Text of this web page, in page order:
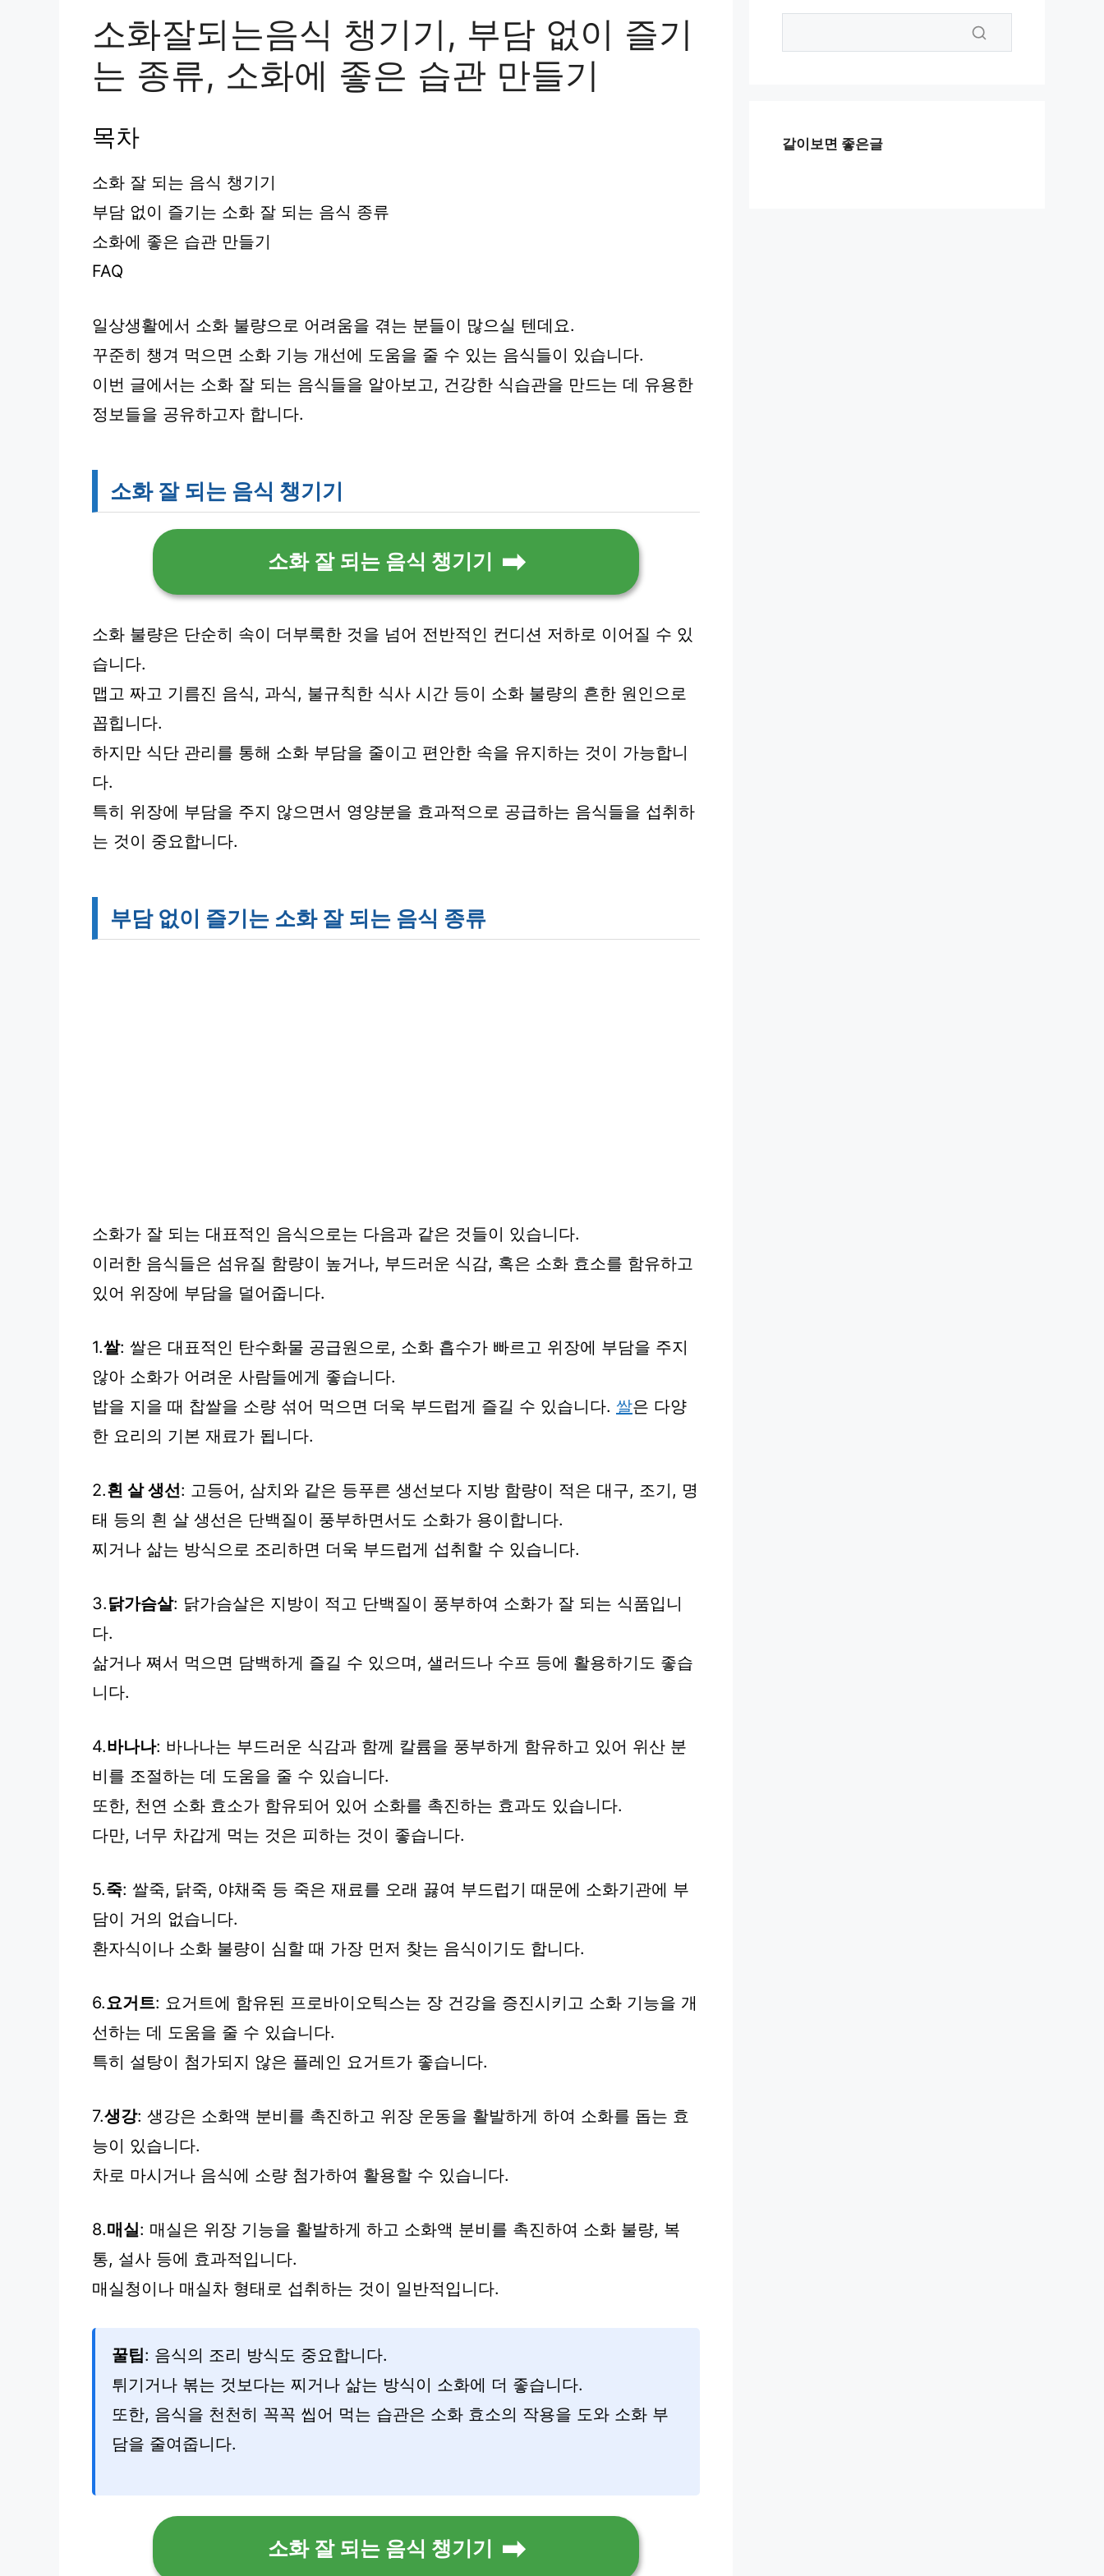
소화잘되는음식 챙기기, 부담 없이 즐기
는 종류, 소화에 좋은 습관 만들기
목차
소화 잘 되는 음식 챙기기
부담 없이 즐기는 소화 잘 되는 음식 종류
소화에 좋은 습관 만들기
FAQ
일상생활에서 소화 불량으로 어려움을 겪는 분들이 많으실 텐데요.
꾸준히 챙겨 먹으면 소화 기능 개선에 도움을 줄 수 있는 음식들이 있습니다.
이번 글에서는 소화 잘 되는 음식들을 알아보고, 건강한 식습관을 만드는 데 유용한
정보들을 공유하고자 합니다.
소화 잘 되는 음식 챙기기
소화 잘 되는 음식 챙기기
소화 불량은 단순히 속이 더부룩한 것을 넘어 전반적인 컨디션 저하로 이어질 수 있
습니다.
맵고 짜고 기름진 음식, 과식, 불규칙한 식사 시간 등이 소화 불량의 흔한 원인으로
꼽힙니다.
하지만 식단 관리를 통해 소화 부담을 줄이고 편안한 속을 유지하는 것이 가능합니
다.
특히 위장에 부담을 주지 않으면서 영양분을 효과적으로 공급하는 음식들을 섭취하
는 것이 중요합니다.
부담 없이 즐기는 소화 잘 되는 음식 종류
소화가 잘 되는 대표적인 음식으로는 다음과 같은 것들이 있습니다.
이러한 음식들은 섬유질 함량이 높거나, 부드러운 식감, 혹은 소화 효소를 함유하고
있어 위장에 부담을 덜어줍니다.
1.쌀: 쌀은 대표적인 탄수화물 공급원으로, 소화 흡수가 빠르고 위장에 부담을 주지
않아 소화가 어려운 사람들에게 좋습니다.
밥을 지을 때 찹쌀을 소량 섞어 먹으면 더욱 부드럽게 즐길 수 있습니다. 쌀은 다양
한 요리의 기본 재료가 됩니다.
2.흰 살 생선: 고등어, 삼치와 같은 등푸른 생선보다 지방 함량이 적은 대구, 조기, 명
태 등의 흰 살 생선은 단백질이 풍부하면서도 소화가 용이합니다.
찌거나 삶는 방식으로 조리하면 더욱 부드럽게 섭취할 수 있습니다.
3.닭가슴살: 닭가슴살은 지방이 적고 단백질이 풍부하여 소화가 잘 되는 식품입니
다.
삶거나 쪄서 먹으면 담백하게 즐길 수 있으며, 샐러드나 수프 등에 활용하기도 좋습
니다.
4.바나나: 바나나는 부드러운 식감과 함께 칼륨을 풍부하게 함유하고 있어 위산 분
비를 조절하는 데 도움을 줄 수 있습니다.
또한, 천연 소화 효소가 함유되어 있어 소화를 촉진하는 효과도 있습니다.
다만, 너무 차갑게 먹는 것은 피하는 것이 좋습니다.
5.죽: 쌀죽, 닭죽, 야채죽 등 죽은 재료를 오래 끓여 부드럽기 때문에 소화기관에 부
담이 거의 없습니다.
환자식이나 소화 불량이 심할 때 가장 먼저 찾는 음식이기도 합니다.
6.요거트: 요거트에 함유된 프로바이오틱스는 장 건강을 증진시키고 소화 기능을 개
선하는 데 도움을 줄 수 있습니다.
특히 설탕이 첨가되지 않은 플레인 요거트가 좋습니다.
7.생강: 생강은 소화액 분비를 촉진하고 위장 운동을 활발하게 하여 소화를 돕는 효
능이 있습니다.
차로 마시거나 음식에 소량 첨가하여 활용할 수 있습니다.
8.매실: 매실은 위장 기능을 활발하게 하고 소화액 분비를 촉진하여 소화 불량, 복
통, 설사 등에 효과적입니다.
매실청이나 매실차 형태로 섭취하는 것이 일반적입니다.
꿀팁: 음식의 조리 방식도 중요합니다.
튀기거나 볶는 것보다는 찌거나 삶는 방식이 소화에 더 좋습니다.
또한, 음식을 천천히 꼭꼭 씹어 먹는 습관은 소화 효소의 작용을 도와 소화 부
담을 줄여줍니다.
소화 잘 되는 음식 챙기기
같이보면 좋은글